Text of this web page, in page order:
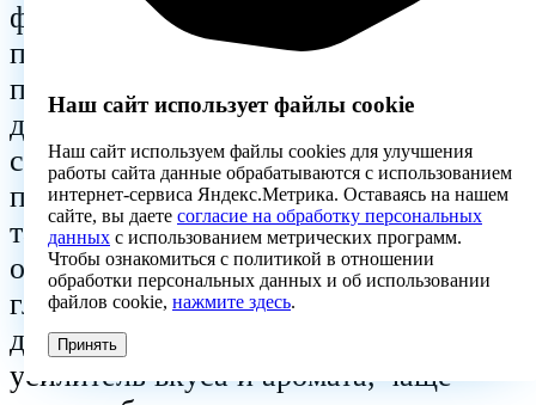
фрукты, горчицу. В кисломолочных
продуктах тартразин Е102
присутствует в различных йогуртах и
десертах. Добавляют краситель и в
супы и в пюре быстрого
приготовления. Также используют
тартразин в фармакологической
отрасли;
глутамат – аллерген F225 (пищевая
добавка Е621), используют как
усилитель вкуса и аромата, чаще
Наш сайт использует файлы cookie
Наш сайт используем файлы cookies для улучшения
работы сайта данные обрабатываются с использованием
интернет-сервиса Яндекс.Метрика. Оставаясь на нашем
сайте, вы даете согласие на обработку персональных
данных с использованием метрических программ.
Чтобы ознакомиться с политикой в отношении
обработки персональных данных и об использовании
файлов cookie, нажмите здесь.
Принять